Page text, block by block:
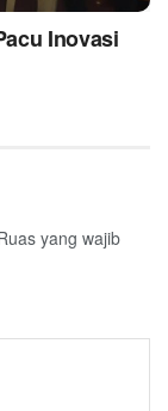
Inovasi
yang wajib